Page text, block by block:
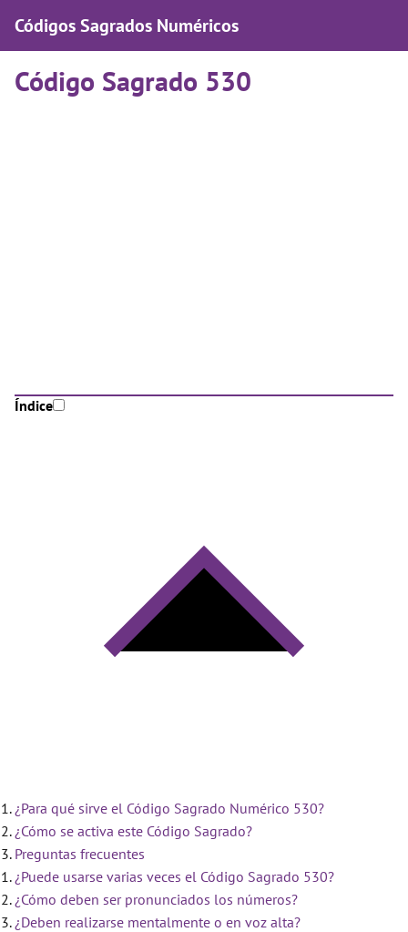
Códigos Sagrados Numéricos
Código Sagrado 530
Índice
¿Para qué sirve el Código Sagrado Numérico 530?
¿Cómo se activa este Código Sagrado?
Preguntas frecuentes
¿Puede usarse varias veces el Código Sagrado 530?
¿Cómo deben ser pronunciados los números?
¿Deben realizarse mentalmente o en voz alta?